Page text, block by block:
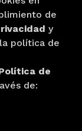
de
y
política de
de
de: